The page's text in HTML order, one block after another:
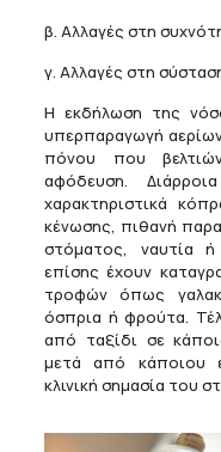
β. Αλλαγές στη
γ. Αλλαγές στη
Η εκδήλωση της
υπερπαραγωγή
πόνου που
αφόδευση.
χαρακτηριστικά
κένωσης, πιθανή
στόματος, ναυτία
επίσης έχουν
τροφών όπως
όσπρια ή φρούτα.
από ταξίδι σε
μετά από κάποιου
κλινική σημασία του